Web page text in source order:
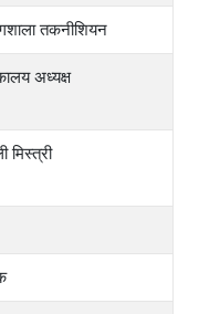
तकनीशियन
अध्यक्ष
मिस्त्री